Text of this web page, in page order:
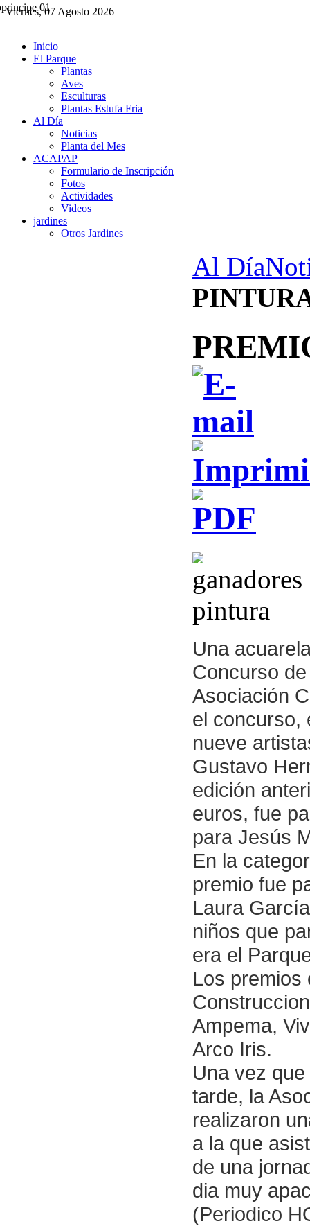
Viernes, 07 Agosto 2026
Inicio
El Parque
Plantas
Aves
Esculturas
Plantas Estufa Fria
Al Día
Noticias
Planta del Mes
ACAPAP
Formulario de Inscripción
Fotos
Actividades
Videos
jardines
Otros Jardines
Al Día
Una
Concurso
Asociación
el concurso,
nueve
Gustavo
edición
euros, fue
para Jesús
En la
premio fue
Laura
niños que
era el
Los premios
Ampema,
Arco Iris.
Una vez
tarde, la
realizaron
a la que
de una
dia muy
(Periodico